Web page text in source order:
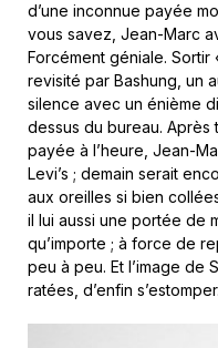
d’une inconnue payée
vous savez, Jean-Marc
Forcément géniale. Sortir
revisité par Bashung, un
silence avec un énième
dessus du bureau. Après
payée à l’heure, Jean-
Levi’s ; demain serait
aux oreilles si bien
il lui aussi une portée de
qu’importe ; à force de
peu à peu. Et l’image de
ratées, d’enfin s’estomper.